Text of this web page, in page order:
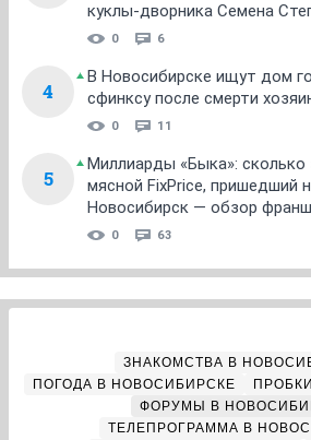
куклы-дворника Семена
0 6
4
В Новосибирске ищут дом
сфинксу после смерти
0 11
5
Миллиарды «Быка»: сколько
мясной FixPrice, пришедший
Новосибирск — обзор
0 63
ЗНАКОМСТВА В
ПОГОДА В НОВОСИБИРСКЕ
ФОРУМЫ В
ТЕЛЕПРОГРАММА В